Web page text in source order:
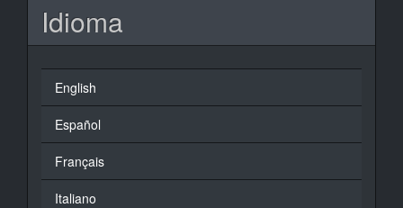
Idioma
English
Español
Français
Italiano